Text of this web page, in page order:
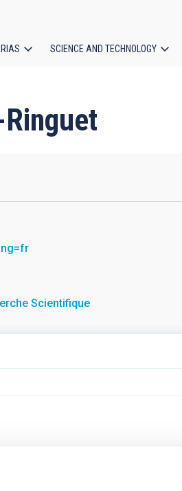
SCIENCE AND TECHNOLOGY
Scientifique